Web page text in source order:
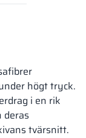
högt tryck.
i en rik
deras
tvärsnitt.